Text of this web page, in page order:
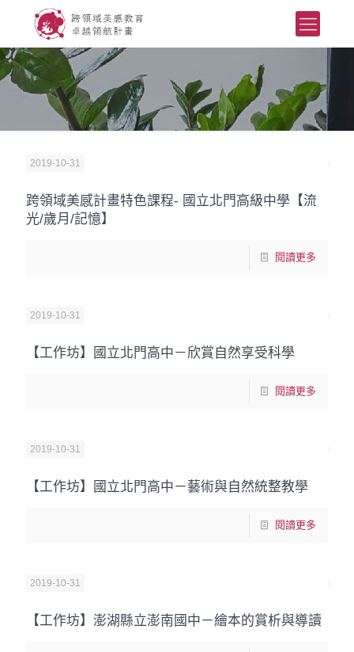
2019-10-31
跨領域美感計畫特色課程- 國立北門高級中學【流
光/歲月/記憶】
閱讀更多
2019-10-31
【工作坊】國立北門高中－欣賞自然享受科學
閱讀更多
2019-10-31
【工作坊】國立北門高中－藝術與自然統整教學
閱讀更多
2019-10-31
【工作坊】澎湖縣立澎南國中－繪本的賞析與導讀